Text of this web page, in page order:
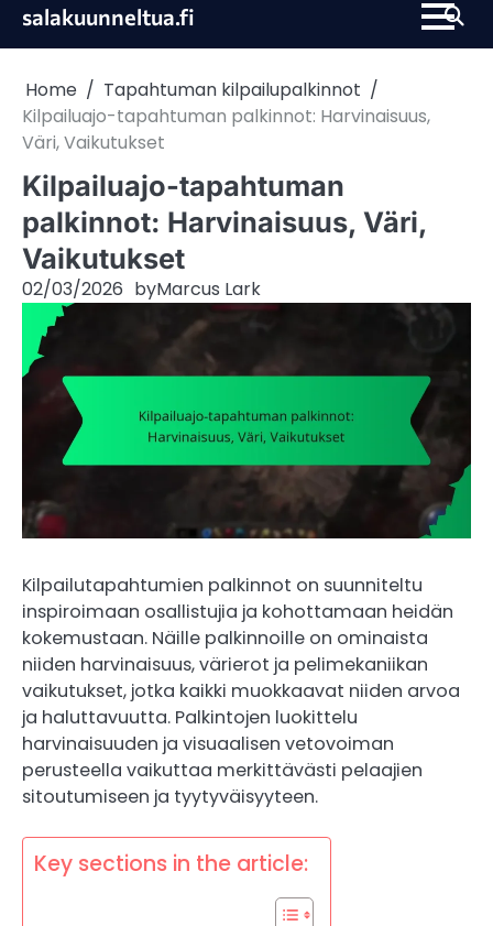
Skipsalakuunneltua.fi
Home
Tapahtuman kilpailupalkinnot
Kilpailuajo-tapahtuman palkinnot: Harvinaisuus,
Väri, Vaikutukset
Kilpailuajo-tapahtuman
palkinnot: Harvinaisuus, Väri,
Vaikutukset
02/03/2026 byMarcus Lark
Kilpailutapahtumien palkinnot on suunniteltu
inspiroimaan osallistujia ja kohottamaan heidän
kokemustaan. Näille palkinnoille on ominaista
niiden harvinaisuus, värierot ja pelimekaniikan
vaikutukset, jotka kaikki muokkaavat niiden arvoa
ja haluttavuutta. Palkintojen luokittelu
harvinaisuuden ja visuaalisen vetovoiman
perusteella vaikuttaa merkittävästi pelaajien
sitoutumiseen ja tyytyväisyyteen.
Key sections in the article: